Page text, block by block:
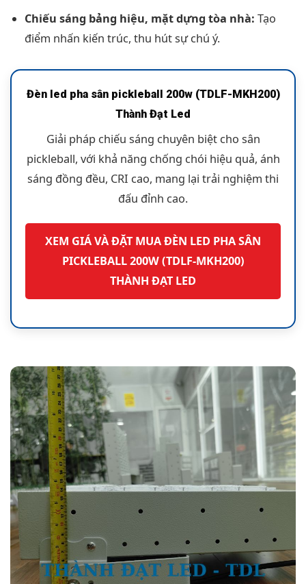
Chiếu sáng bảng hiệu, mặt dựng tòa nhà: Tạo
điểm nhấn kiến trúc, thu hút sự chú ý.
Đèn led pha sân pickleball 200w (TDLF-MKH200)
Thành Đạt Led
Giải pháp chiếu sáng chuyên biệt cho sân
pickleball, với khả năng chống chói hiệu quả, ánh
sáng đồng đều, CRI cao, mang lại trải nghiệm thi
đấu đỉnh cao.
XEM GIÁ VÀ ĐẶT MUA ĐÈN LED PHA SÂN
PICKLEBALL 200W (TDLF-MKH200)
THÀNH ĐẠT LED